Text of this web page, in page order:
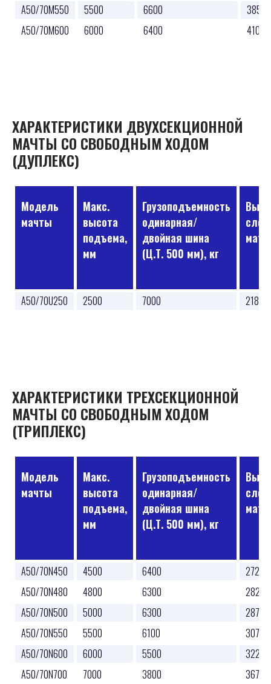
A50/70M550
5500 6600
3850
A50/70M600
6000 6400 4100
ХАРАКТЕРИСТИКИ ДВУХСЕКЦИОННОЙ
МАЧТЫ СО СВОБОДНЫМ ХОДОМ
(ДУПЛЕКС)
Модель
мачты
Макс.
высота
подъема,
мм
Грузоподъемность
одинарная/
двойная шина
(Ц.Т. 500 мм), кг
A50/70U250 2500 7000 2185
ХАРАКТЕРИСТИКИ ТРЕХСЕКЦИОННОЙ
МАЧТЫ СО СВОБОДНЫМ ХОДОМ
(ТРИПЛЕКС)
Модель
мачты
Макс.
высота
подъема,
мм
Грузоподъемность
одинарная/
двойная шина
(Ц.Т. 500 мм), кг
A50/70N450 4500 6400
2725
A50/70N480
4800 6300
2825
A50/70N500
5000 6300
2875
A50/70N550
5500 6100
3075
A50/70N600
6000 5500
3225
A50/70N700
7000 3800 3675